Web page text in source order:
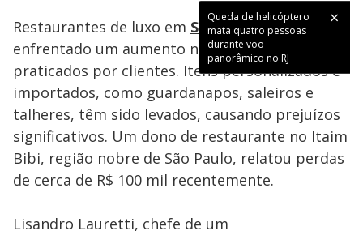
Queda de helicóptero
mata quatro pessoas
durante voo
panorâmico no RJ
Restaurantes de luxo em São Paulotêm
enfrentado um aumento nos pequenos furtos
praticados por clientes. Itens personalizados e
importados, como guardanapos, saleiros e
talheres, têm sido levados, causando prejuízos
significativos. Um dono de restaurante no Itaim
Bibi, região nobre de São Paulo, relatou perdas
de cerca de R$ 100 mil recentemente.
Lisandro Lauretti, chefe de um